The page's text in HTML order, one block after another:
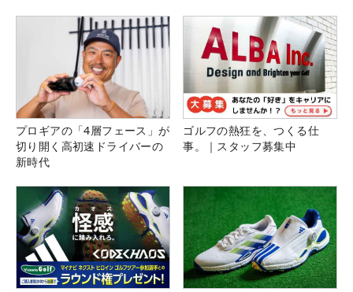
プロギアの「4層フェース」が
切り開く高初速ドライバーの
新時代
ゴルフの熱狂を、つくる仕
事。｜スタッフ募集中